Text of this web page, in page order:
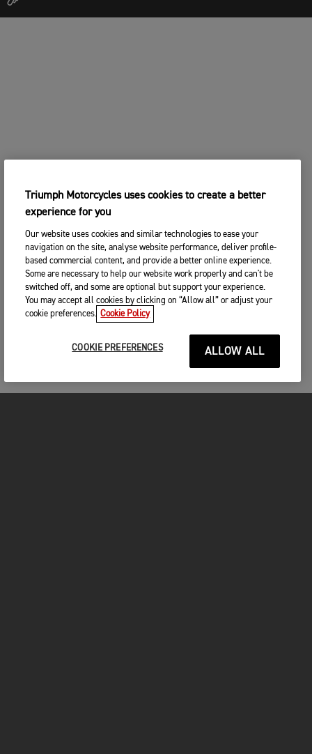
Triumph Motorcycles uses cookies to create a better
experience for you
Our website uses cookies and similar technologies to ease your
navigation on the site, analyse website performance, deliver profile-
based commercial content, and provide a better online experience.
Some are necessary to help our website work properly and can't be
switched off, and some are optional but support your experience.
You may accept all cookies by clicking on “Allow all” or adjust your
cookie preferences. Cookie Policy
COOKIE PREFERENCES ALLOW ALL